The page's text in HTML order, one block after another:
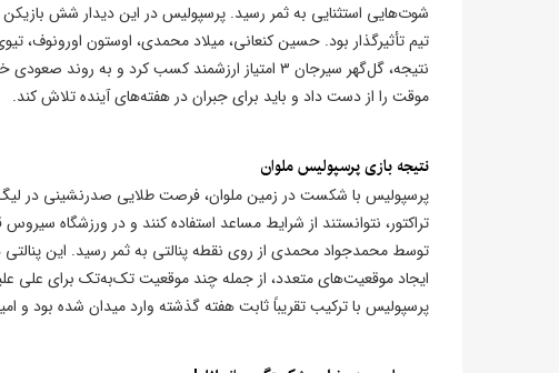
شوت‌هایی استثنایی به ثمر رسید. پرسپولیس در این دیدار شش
تیم تأثیرگذار بود. حسین کنعانی، میلاد محمدی، اوستون اورونوف،
نتیجه، گل‌گهر سیرجان ۳ امتیاز ارزشمند کسب کرد
موقت را از دست داد و باید برای جبران در هفته‌های آینده تلاش کند.
نتیجه بازی پرسپولیس ملوان
پرسپولیس با شکست در زمین ملوان، فرصت طلایی صدرنشینی در لیگ
توسط محمدجواد محمدی از روی نقطه پنالتی به ثمر رسید. این
ایجاد موقعیت‌های متعدد، از جمله چند موقعیت تک‌به‌تک برای علی
پرسپولیس با ترکیب تقریباً ثابت هفته گذشته وارد میدان شده بود و